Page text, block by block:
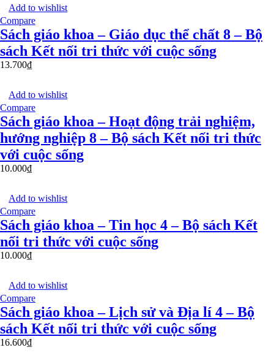
Add to wishlist
Compare
Sách giáo khoa – Giáo dục thể chất 8 – Bộ
sách Kết nối tri thức với cuộc sống
13.700₫
Add to wishlist
Compare
Sách giáo khoa – Hoạt động trải nghiệm,
hướng nghiệp 8 – Bộ sách Kết nối tri thức
với cuộc sống
10.000₫
Add to wishlist
Compare
Sách giáo khoa – Tin học 4 – Bộ sách Kết
nối tri thức với cuộc sống
10.000₫
Add to wishlist
Compare
Sách giáo khoa – Lịch sử và Địa lí 4 – Bộ
sách Kết nối tri thức với cuộc sống
16.600₫